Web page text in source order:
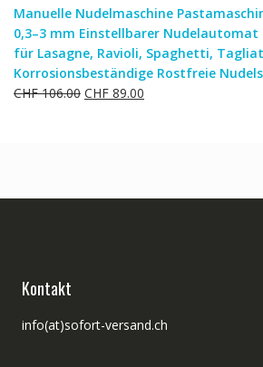
Manuelle Nudelmaschine
0,3–3 mm Einstellbarer Nudelautomat
für Lasagne, Ravioli, Spaghetti,
Korrosionsbeständige Rostfreie
CHF106.00 Ursprünglicher
CHF 89.00
Kontakt
info(at)sofort-versand.ch